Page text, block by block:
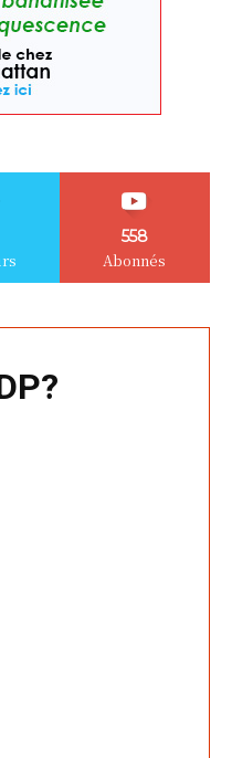
558
Abonnés